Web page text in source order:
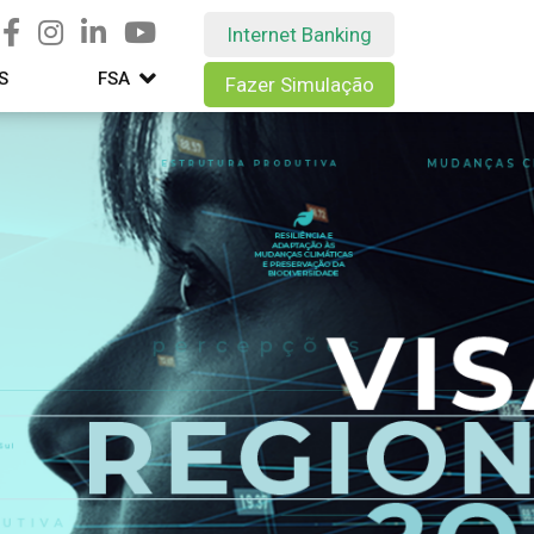
FSA
Internet Banking
Fazer Simulação